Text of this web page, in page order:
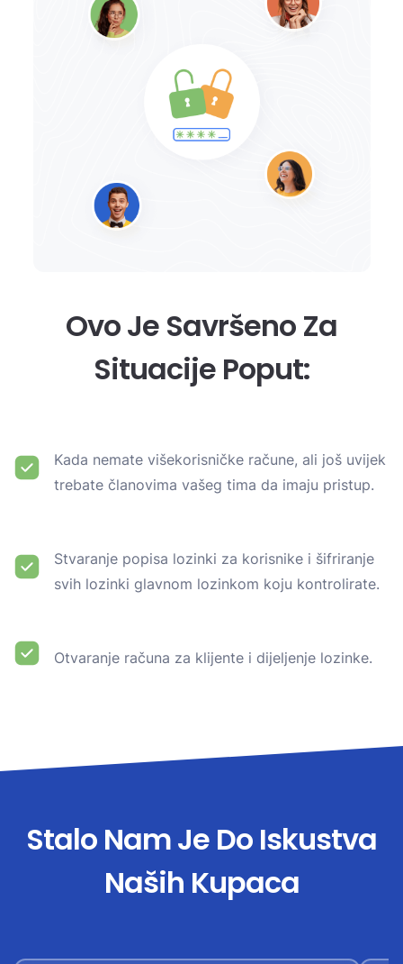
Ovo Je Savršeno Za
Situacije Poput:
Kada nemate višekorisničke račune, ali još uvijek
trebate članovima vašeg tima da imaju pristup.
Stvaranje popisa lozinki za korisnike i šifriranje
svih lozinki glavnom lozinkom koju kontrolirate.
Otvaranje računa za klijente i dijeljenje lozinke.
Stalo Nam Je Do Iskustva
Naših Kupaca